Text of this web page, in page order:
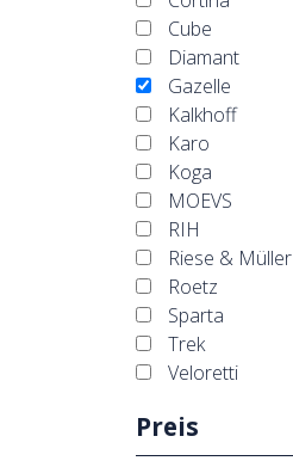
Cube
Diamant
Gazelle
Kalkhoff
Karo
Koga
MOEVS
RIH
Riese & Müller
Roetz
Sparta
Trek
Veloretti
Preis